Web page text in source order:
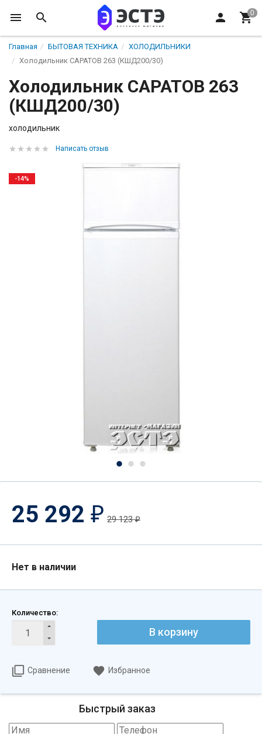
Главная БЫТОВАЯ ТЕХНИКА
ХОЛОДИЛЬНИКИ
Холодильник САРАТОВ 263 (КШД200/30)
Холодильник САРАТОВ 263
(КШД200/30)
холодильник
Написать отзыв
-14%
25 292 ₽ 29 123₽
Нет в наличии
Количество:
В корзину
Сравнение Избранное
Быстрый заказ